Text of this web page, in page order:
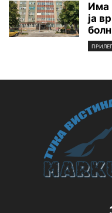
Има
ја